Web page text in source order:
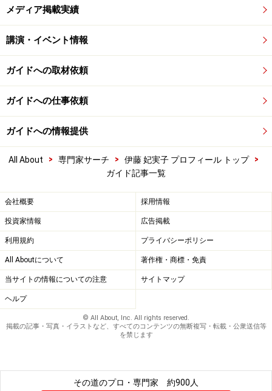
メディア掲載実績
講演・イベント情報
ガイドへの取材依頼
ガイドへの仕事依頼
ガイドへの情報提供
All About > 専門家サーチ > 伊藤 妃実子 プロフィール トップ
>
ガイド記事一覧
会社概要 採用情報
投資家情報 広告掲載
利用規約 プライバシーポリシー
All Aboutについて 著作権・商標・免責
当サイトの情報についての注意 サイトマップ
ヘルプ
© All About, Inc. All rights reserved.
掲載の記事・写真・イラストなど、すべてのコンテンツの無断複写・転載・公衆送信等
を禁じます
その道のプロ・専門家 約900人